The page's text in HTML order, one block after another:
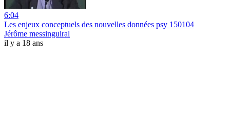
6:04
Les enjeux conceptuels des nouvelles données psy 150104
Jérôme messinguiral
il y a 18 ans